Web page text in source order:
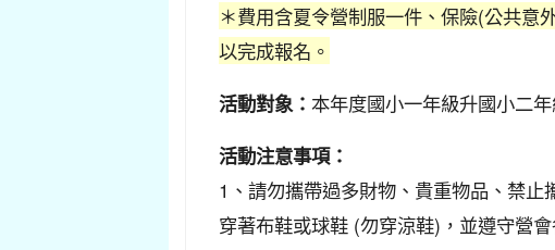
＊費用含夏令營制服一件、保險(公共意
以完成報名。
活動對象： 本年度國小一年級升國小二
活動注意事項：
1、請勿攜帶過多財物、貴重物品、禁
穿著布鞋或球鞋 (勿穿涼鞋)，並遵守營